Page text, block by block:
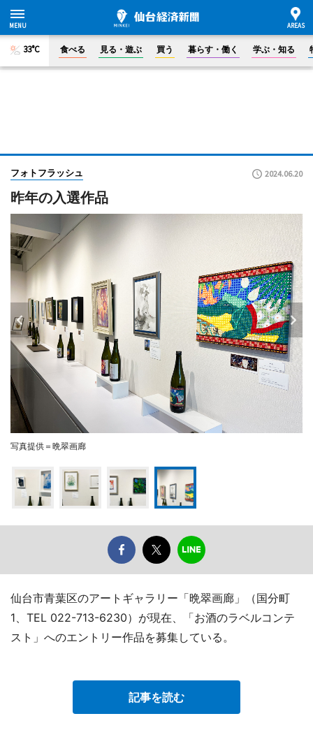
33°C 食べる 見る・遊ぶ 買う 暮らす・働く 学ぶ・知る
フォトフラッシュ 2024.06.20
昨年の入選作品
写真提供＝晩翠画廊
仙台市青葉区のアートギャラリー「晩翠画廊」（国分町
1、TEL 022-713-6230）が現在、「お酒のラベルコンテ
スト」へのエントリー作品を募集している。
記事を読む